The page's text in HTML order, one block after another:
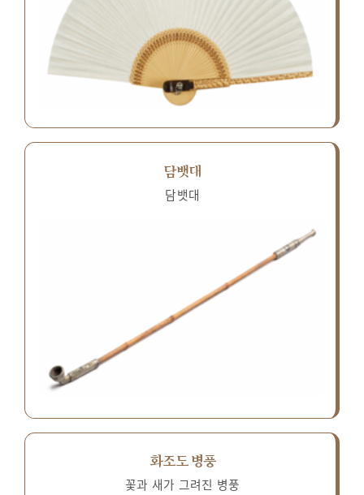
담뱃대
담뱃대
화조도 병풍
꽃과 새가 그려진 병풍